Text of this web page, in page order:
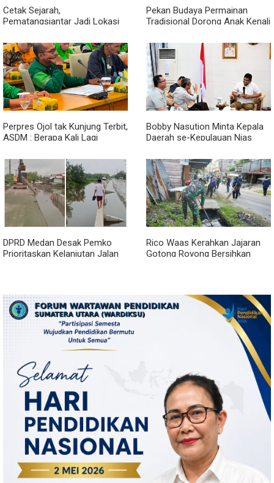
Cetak Sejarah,
Pematangsiantar Jadi Lokasi
2026
Pekan Budaya Permainan
Tradisional Dorong Anak Kenali
Ketergantungan Gadget
Perpres Ojol tak Kunjung Terbit,
ASDM : Berapa Kali Lagi
Janji?
Bobby Nasution Minta Kepala
Daerah se-Kepulauan Nias
DPRD Medan Desak Pemko
Prioritaskan Kelanjutan Jalan
Rico Waas Kerahkan Jajaran
Gotong Royong Bersihkan